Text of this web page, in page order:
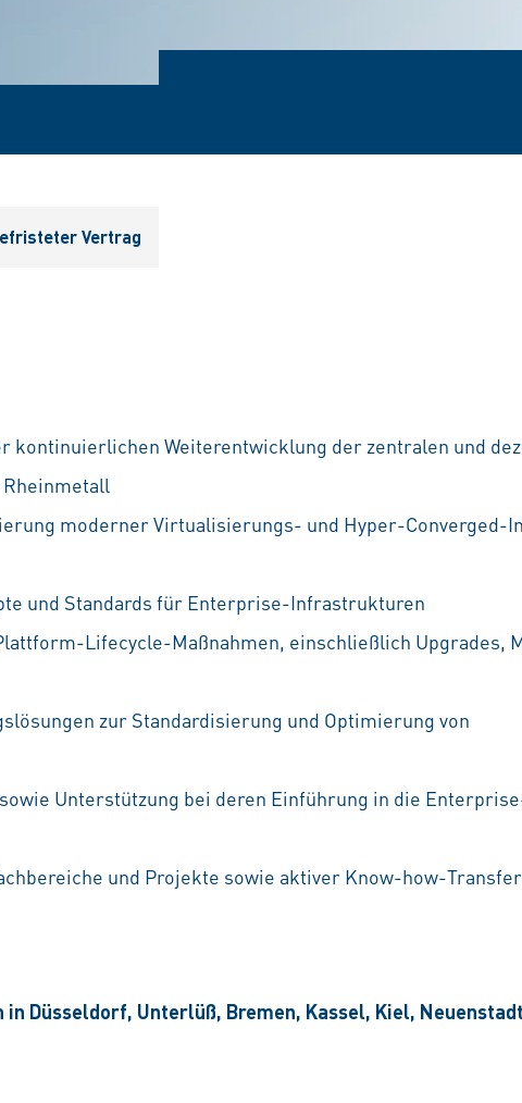
Vertrag
kontinuierlichen Weiterentwicklung der zentralen und
moderner Virtualisierungs- und Hyper-Converged-
und Standards für Enterprise-Infrastrukturen
Lifecycle-Maßnahmen, einschließlich Upgrades,
zur Standardisierung und Optimierung von
Unterstützung bei deren Einführung in die
und Projekte sowie aktiver Know-how-
Düsseldorf, Unterlüß, Bremen, Kassel, Kiel,